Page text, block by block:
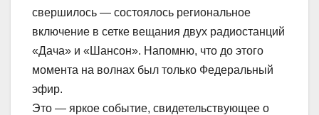
свершилось — состоялось региональное
включение в сетке вещания двух радиостанций
«Дача» и «Шансон». Напомню, что до этого
момента на волнах был только Федеральный
эфир.
Это — яркое событие, свидетельствующее о